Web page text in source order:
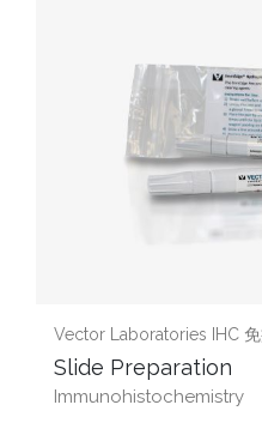
Vector Laboratories IHC
Slide Preparation
Immunohistochemistry